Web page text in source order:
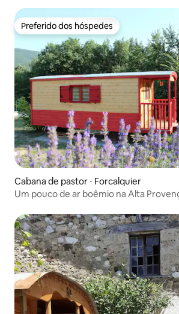
Preferido dos hóspedes
Preferido dos hóspedes
Cabana de pastor ⋅ Forcalquier
Um pouco de ar boêmio na Alta